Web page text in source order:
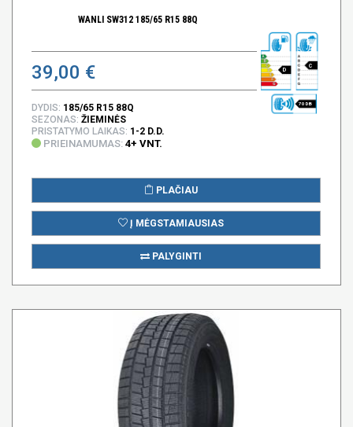
WANLI SW312 185/65 R15 88Q
39,00 € D
C
70 DB
DYDIS: 185/65 R15 88Q
SEZONAS: ŽIEMINĖS
PRISTATYMO LAIKAS: 1-2 D.D.
PRIEINAMUMAS: 4+ VNT.
PLAČIAU
Į MĖGSTAMIAUSIAS
PALYGINTI